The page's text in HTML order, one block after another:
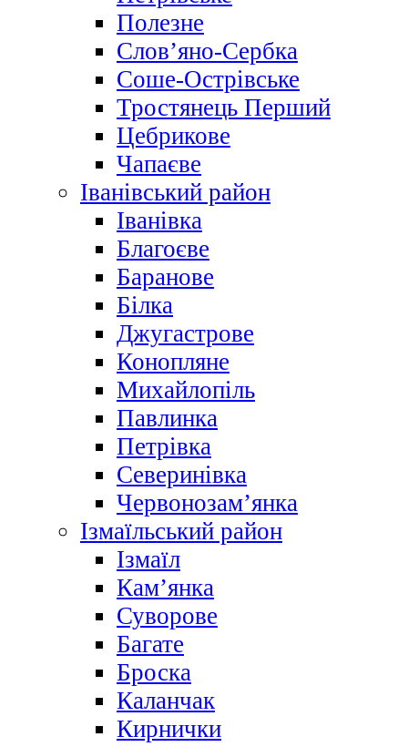
Полезне
Слов’яно-Сербка
Соше-Острівське
Тростянець Перший
Цебрикове
Чапаєве
Іванівський район
Іванівка
Благоєве
Баранове
Білка
Джугастрове
Конопляне
Михайлопіль
Павлинка
Петрівка
Северинівка
Червонозам’янка
Ізмаїльський район
Ізмаїл
Кам’янка
Суворове
Багате
Броска
Каланчак
Кирнички